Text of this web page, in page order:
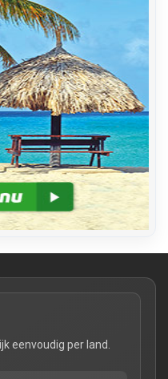
eenvoudig per land.